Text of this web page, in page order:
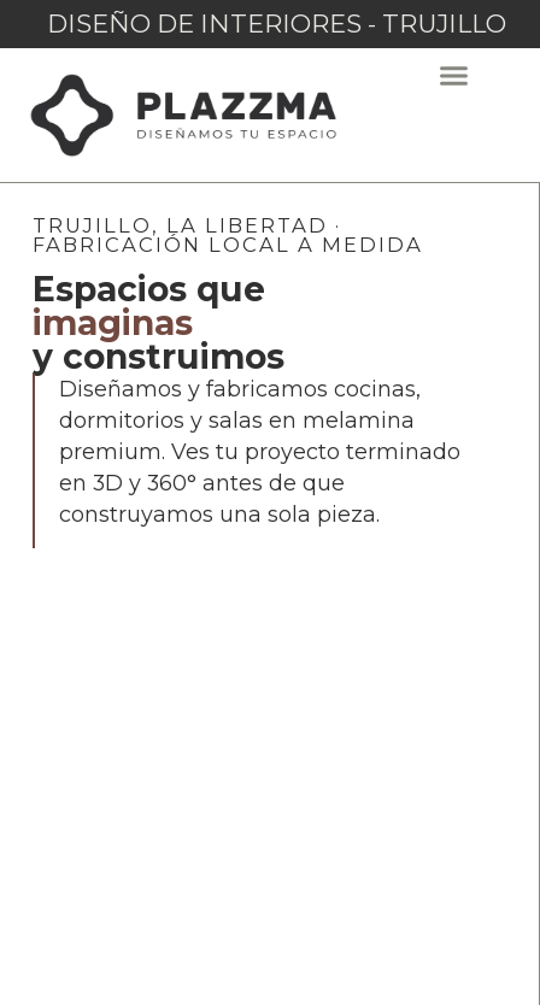
DISEÑO DE INTERIORES - TRUJILLO
TRUJILLO, LA LIBERTAD ·
FABRICACIÓN LOCAL A MEDIDA
Espacios que
imaginas
y construimos
Diseñamos y fabricamos cocinas,
dormitorios y salas en melamina
premium. Ves tu proyecto terminado
en 3D y 360° antes de que
construyamos una sola pieza.